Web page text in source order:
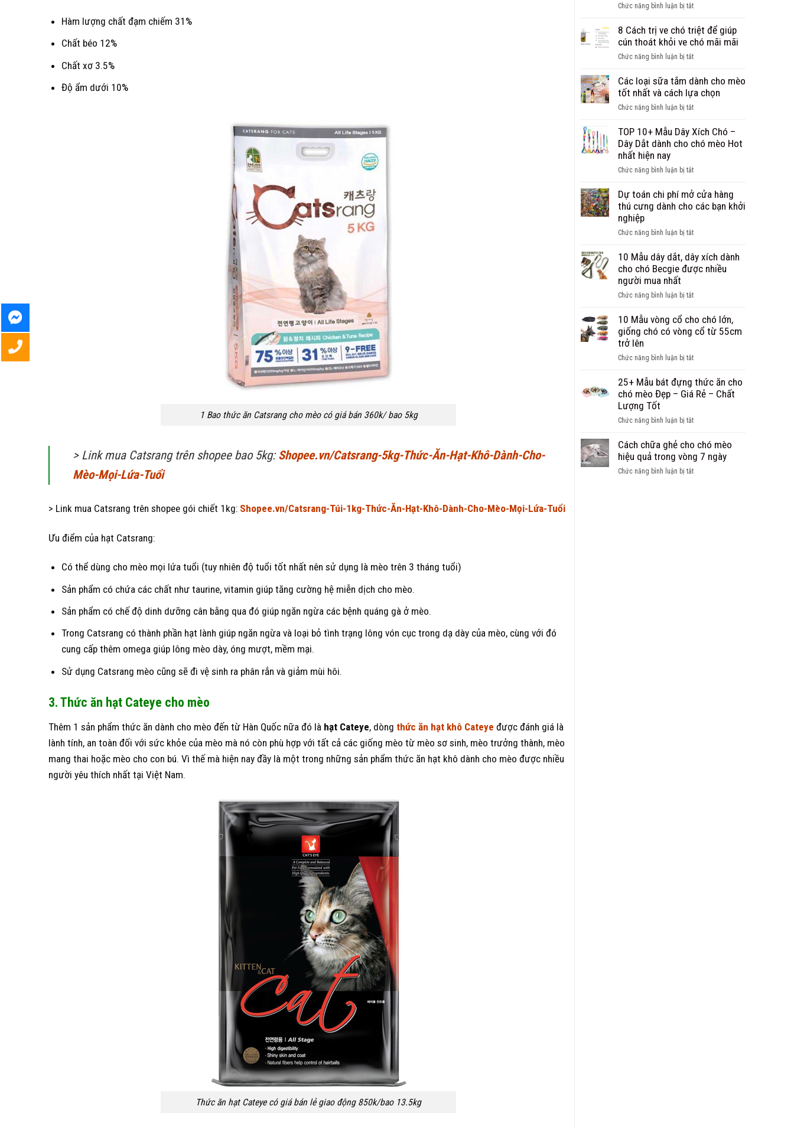
Hàm lượng chất đạm chiếm 31%
Chất béo 12%
Chất xơ 3.5%
Độ ẩm dưới 10%
1 Bao thức ăn Catsrang cho mèo có giá bán 360k/ bao 5kg
> Link mua Catsrang trên shopee bao 5kg:Shopee.vn/Catsrang-5kg-Thức-Ăn-Hạt-Khô-Dành-Cho-
Mèo-Mọi-Lứa-Tuổi
> Link mua Catsrang trên shopee gói chiết 1kg: Shopee.vn/Catsrang-Túi-1kg-Thức-Ăn-Hạt-Khô-Dành-Cho-Mèo-Mọi-Lứa-Tuổi
Ưu điểm của hạt Catsrang:
Có thể dùng cho mèo mọi lứa tuổi (tuy nhiên độ tuổi tốt nhất nên sử dụng là mèo trên 3 tháng tuổi)
Sản phẩm có chứa các chất như taurine, vitamin giúp tăng cường hệ miễn dịch cho mèo.
Sản phẩm có chế độ dinh dưỡng cân bằng qua đó giúp ngăn ngừa các bệnh quáng gà ở mèo.
Trong Catsrang có thành phần hạt lành giúp ngăn ngừa và loại bỏ tình trạng lông vón cục trong dạ dày của mèo, cùng với đó
cung cấp thêm omega giúp lông mèo dày, óng mượt, mềm mại.
Sử dụng Catsrang mèo cũng sẽ đi vệ sinh ra phân rắn và giảm mùi hôi.
3. Thức ăn hạt Cateye cho mèo
Thêm 1 sản phẩm thức ăn dành cho mèo đến từ Hàn Quốc nữa đó là hạt Cateye, dòng thức ăn hạt khô Cateye được đánh giá là
lành tính, an toàn đối với sức khỏe của mèo mà nó còn phù hợp với tất cả các giống mèo từ mèo sơ sinh, mèo trưởng thành, mèo
mang thai hoặc mèo cho con bú. Vì thế mà hiện nay đầy là một trong những sản phẩm thức ăn hạt khô dành cho mèo được nhiều
người yêu thích nhất tại Việt Nam.
Thức ăn hạt Cateye có giá bán lẻ giao động 850k/bao 13.5kg
chó
ghẻ
từ
nhẹ
nặng
Chức năng bình luận bị tắtở
thiệu
địa
bán
bán
buôn
phụ
cho
chó
tín
8 Cách trị ve chó triệt để giúp
cún thoát khỏi ve chó mãi mãi
Chức năng bình luận bị tắtở
Cách
trị
chó
để
giúp
thoát
ve
chó
Các loại sữa tắm dành cho mèo
tốt nhất và cách lựa chọn
Chức năng bình luận bị tắtở
loại
sữa
cho
tốt
nhất
cách
chọn
TOP 10+ Mẫu Dây Xích Chó –
Dây Dắt dành cho chó mèo Hot
nhất hiện nay
Chức năng bình luận bị tắtở
10+
Mẫu
Chó
Dây
Dắt
cho
Hot
nhất
nay
Dự toán chi phí mở cửa hàng
thú cưng dành cho các bạn khởi
nghiệp
Chức năng bình luận bị tắtở
toán
chi
phí
cửa
thú
cưng
cho
bạn
khởi
nghiệp
10 Mẫu dây dắt, dây xích dành
cho chó Becgie được nhiều
người mua nhất
Chức năng bình luận bị tắtở
Mẫu
dây
xích
cho
chó
được
người
mua
nhất
10 Mẫu vòng cổ cho chó lớn,
giống chó có vòng cổ từ 55cm
trở lên
Chức năng bình luận bị tắtở
Mẫu
vòng
chó
giống
chó
có
25+ Mẫu bát đựng thức ăn cho
chó mèo Đẹp – Giá Rẻ – Chất
Lượng Tốt
Chức năng bình luận bị tắtở
Mẫu
bát
đựng
thức
Cách chữa ghẻ cho chó mèo
hiệu quả trong vòng 7 ngày
Chức năng bình luận bị tắtở